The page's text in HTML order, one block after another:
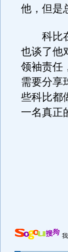
他，但是
科比在
也谈了他
领袖责任
需要分享
些科比都
一名真正